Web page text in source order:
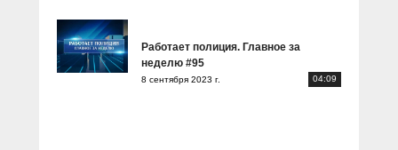
Работает полиция. Главное за
неделю #95
8 сентября 2023 г. 04:09